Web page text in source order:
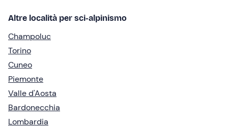
Altre località per sci-alpinismo
Champoluc
Torino
Cuneo
Piemonte
Valle d'Aosta
Bardonecchia
Lombardia